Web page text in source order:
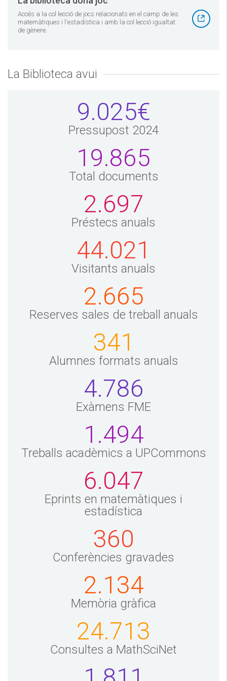
Accés a la col·lecció de jocs relacionats en el camp de les
matemàtiques i l'estadística i amb la col·lecció igualtat
de gènere.
La Biblioteca avui
9.025€
Pressupost 2024
19.865
Total documents
2.697
Préstecs anuals
44.021
Visitants anuals
2.665
Reserves sales de treball anuals
341
Alumnes formats anuals
4.786
Exàmens FME
1.494
Treballs acadèmics a UPCommons
6.047
Eprints en matemàtiques i
estadística
360
Conferències gravades
2.134
Memòria gràfica
24.713
Consultes a MathSciNet